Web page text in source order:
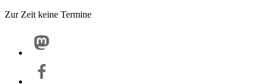
Zur Zeit keine Termine